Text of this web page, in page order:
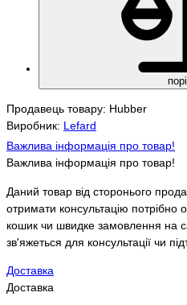
Продавець товару: Hubber
Виробник: Lefard
Важлива інформація про товар!
Важлива інформація про товар!
Даний товар від сторонього
отримати консультацію
кошик чи швидке замовлення на
зв'яжеться для консультації чи
Доставка
Доставка